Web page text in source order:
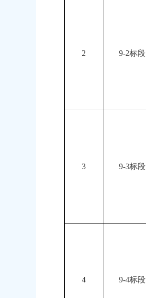
2 9-2标段
3 9-3标段
4 9-4标段